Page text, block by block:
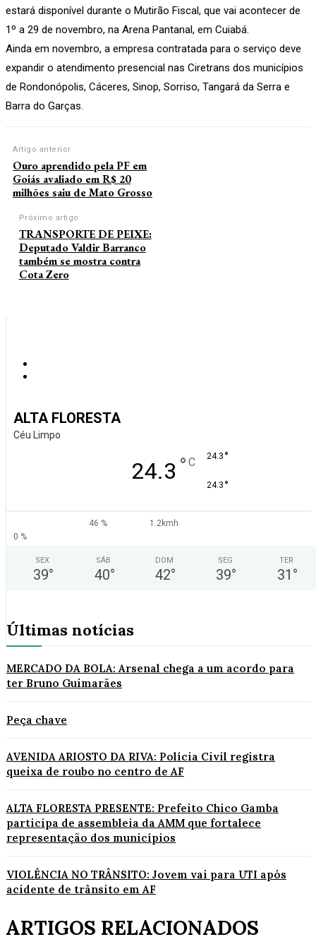
estará disponível durante o Mutirão Fiscal, que vai acontecer de
1º a 29 de novembro, na Arena Pantanal, em Cuiabá.
Ainda em novembro, a empresa contratada para o serviço deve
expandir o atendimento presencial nas Ciretrans dos municípios
de Rondonópolis, Cáceres, Sinop, Sorriso, Tangará da Serra e
Barra do Garças.
Artigo anterior
Ouro aprendido pela PF em
Goiás avaliado em R$ 20
milhões saiu de Mato Grosso
Próximo artigo
TRANSPORTE DE PEIXE:
Deputado Valdir Barranco
também se mostra contra
Cota Zero
ALTA FLORESTA
Céu Limpo
24.3 ° C 24.3 °
24.3 °
46 %
1.2kmh
0 %
SEX
39°
SÁB
40°
DOM
42°
SEG
39°
TER
31 °
Últimas notícias
MERCADO DA BOLA: Arsenal chega a um acordo para
ter Bruno Guimarães
Peça chave
AVENIDA ARIOSTO DA RIVA: Polícia Civil registra
queixa de roubo no centro de AF
ALTA FLORESTA PRESENTE: Prefeito Chico Gamba
participa de assembleia da AMM que fortalece
representação dos municípios
VIOLÊNCIA NO TRÂNSITO: Jovem vai para UTI após
acidente de trânsito em AF
ARTIGOS RELACIONADOS